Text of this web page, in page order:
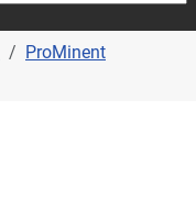
ProMinent